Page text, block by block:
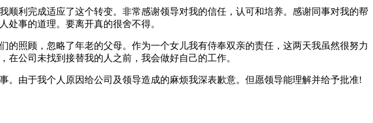
利完成适应了这个转变。非常感谢领导对我的信任，认可和培养。感谢同事对我的帮
处事的道理。要离开真的很舍不得。
照顾，忽略了年老的父母。作为一个女儿我有侍奉双亲的责任，这两天我虽然很努力
公司未找到接替我的人之前，我会做好自己的工作。
由于我个人原因给公司及领导造成的麻烦我深表歉意。但愿领导能理解并给予批准!